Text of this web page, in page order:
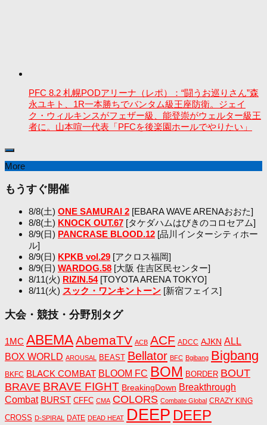
PFC 8.2 札幌PODアリーナ（レポ）：“闘うお巡りさん”森
永ユキト、1R一本勝ちでバンタム級王座防衛。ジェイ
ク・ウィルキンスがフェザー級、能登崇がウェルター級王
者に。山本喧一代表「PFCを後楽園ホールでやりたい」
More
もうすぐ開催
8/8(土) ONE SAMURAI 2 [EBARA WAVE ARENAおおた]
8/8(土) KNOCK OUT.67 [タケダハムはびきのコロセアム]
8/9(日) PANCRASE BLOOD.12 [品川インターシティホー
ル]
8/9(日) KPKB vol.29 [アクロス福岡]
8/9(日) WARDOG.58 [大阪 住吉区民センター]
8/11(火) RIZIN.54[TOYOTA ARENA TOKYO]
8/11(火) スック・ワンキントーン [新宿フェイス]
大会・競技・分野別タグ
1MC ABEMAAbemaTV ACB ACF ADCC AJKN ALL
BOX WORLD AROUSAL BEAST Bellator BFC Bgibang Bigbang
BKFC BLACK COMBAT BLOOM FC BOM BORDER BOUT
BRAVE BRAVE FIGHT BreakingDown Breakthrough
Combat BURST CFFC CMA COLORS Combate Global CRAZY KING
CROSS D-SPIRAL DATE DEAD HEAT DEEP DEEP